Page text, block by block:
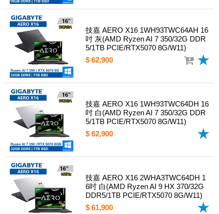
技嘉 AERO X16 1WH93TWC64AH 16
吋 灰(AMD Ryzen AI 7 350/32G DDR
5/1TB PCIE/RTX5070 8G/W11)
$ 62,900
技嘉 AERO X16 1WH93TWC64DH 16
吋 白(AMD Ryzen AI 7 350/32G DDR
5/1TB PCIE/RTX5070 8G/W11)
$ 62,900
技嘉 AERO X16 2WHA3TWC64DH 1
6吋 白(AMD Ryzen AI 9 HX 370/32G
DDR5/1TB PCIE/RTX5070 8G/W11)
$ 61,900